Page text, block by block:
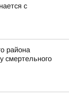
с
района
смертельного